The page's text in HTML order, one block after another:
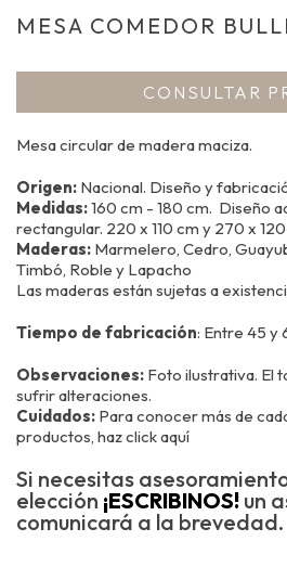
MESA COMEDOR
CONSULTAR
Mesa circular de madera maciza.
Origen: Nacional. Diseño y
Medidas:160 cm - 180 cm. Diseño
rectangular. 220 x 110 cm y 270 x
Maderas: Marmelero, Cedro,
Timbó, Roble y Lapacho
Las maderas están sujetas a
Tiempo de fabricación: Entre 45 y
Observaciones: Foto ilustrativa. El
sufrir alteraciones.
Cuidados: Para conocer más de
productos, hazclick aquí
Si necesitas
elección ¡ESCRIBINOS! un
comunicará a la brevedad.